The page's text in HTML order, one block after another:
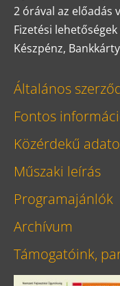
2 órával az előadás
Fizetési
Készpénz,
Általános
Fontos
Közérdekű
Műszaki leírás
Programajánlók
Archívum
Támogatóink,